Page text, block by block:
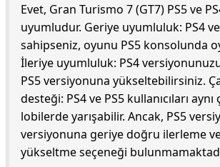
Evet, Gran Turismo 7 (GT7) PS5 ve
uyumludur. Geriye uyumluluk: PS4
sahipseniz, oyunu PS5 konsolunda
İleriye uyumluluk: PS4
PS5 versiyonuna yükseltebilirsiniz.
desteği: PS4 ve PS5 kullanıcıları
lobilerde yarışabilir. Ancak, PS5
versiyonuna geriye doğru ilerleme
yükseltme seçeneği